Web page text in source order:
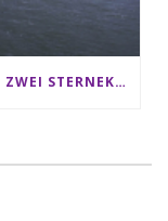
EXCELLENCE GOURMETFESTIVAL ´25: ZWEI STERNEKÖCHE ANTONIO GUIDA & DARIO MORESCO VERWÖHNEN IHRE GÄSTE AUF EINER LUXERIÖSEN SCHIFFSREISE